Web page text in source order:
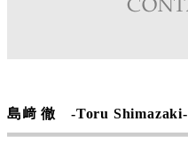
島﨑 徹 -Toru Shimazaki-